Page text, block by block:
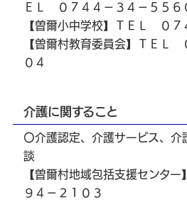
ＥＬ ０７４４－３４－５５６
【曽爾小中学校】ＴＥＬ ０７
【曽爾村教育委員会】ＴＥＬ
０４
介護に関すること
〇介護認定、介護サービス、介
談
【曽爾村地域包括支援センタ
９４－２１０３